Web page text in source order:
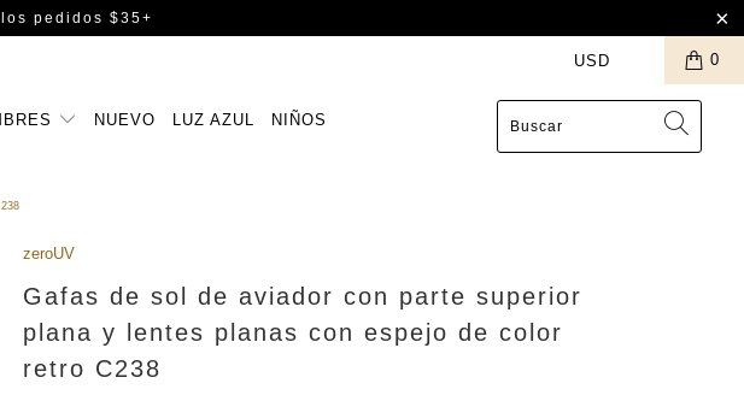
pedidos $35+
0
NUEVO LUZ AZUL NIÑOS
zeroUV
Gafas de sol de aviador con parte superior
plana y lentes planas con espejo de color
retro C238